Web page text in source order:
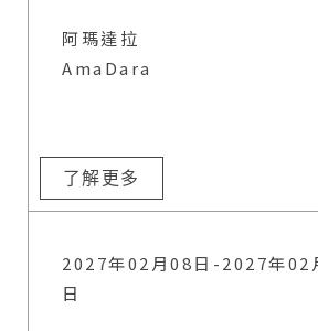
阿瑪達拉
AmaDara
了解更多
2027年02月08日-2027年02
日